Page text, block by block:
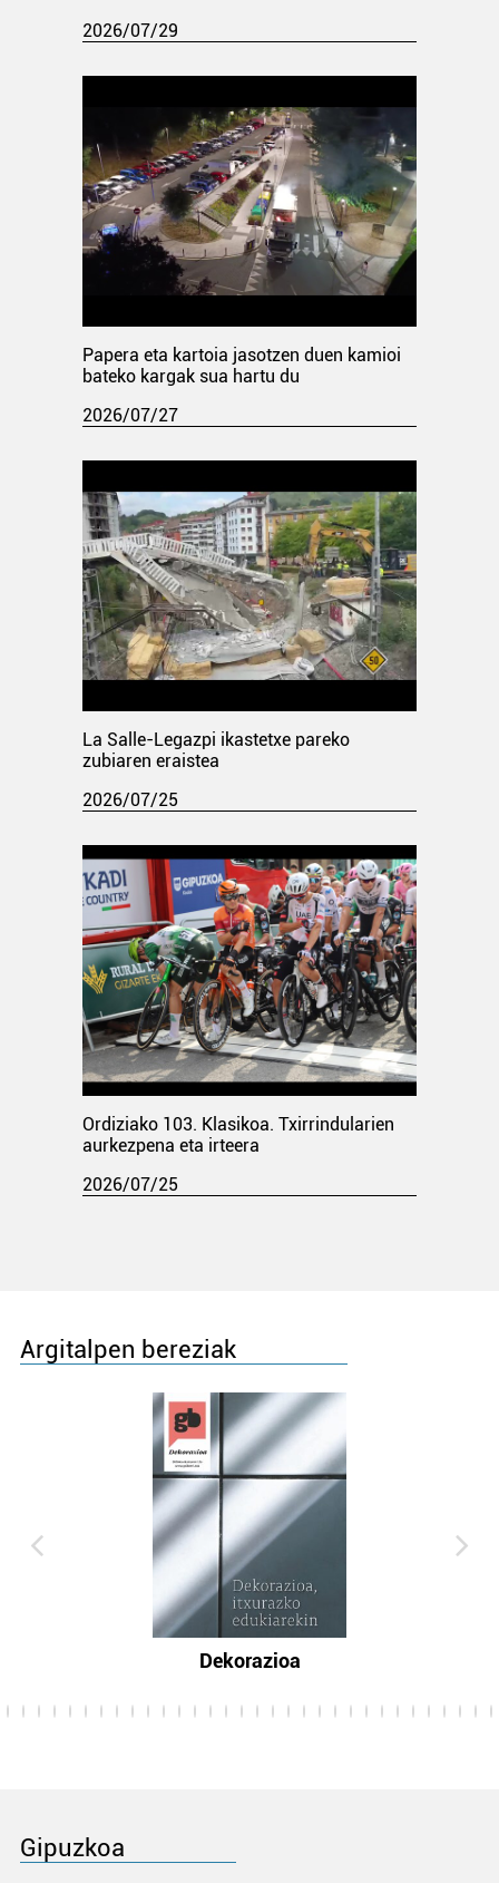
2026/07/29
Papera eta kartoia jasotzen duen kamioi
bateko kargak sua hartu du
2026/07/27
La Salle-Legazpi ikastetxe pareko
zubiaren eraistea
2026/07/25
Ordiziako 103. Klasikoa. Txirrindularien
aurkezpena eta irteera
2026/07/25
Argitalpen bereziak
Dekorazioa
Gipuzkoa